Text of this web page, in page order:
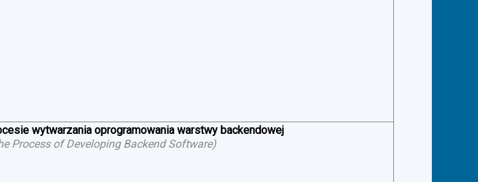
wytwarzania oprogramowania warstwy backendowej
Process of Developing Backend Software)